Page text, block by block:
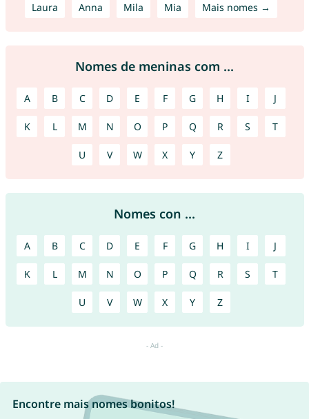
Laura Anna Mila Mia Mais nomes →
Nomes de meninas com ...
A B C D E F G H I J
K L M N O P Q R S T
U V W X Y Z
Nomes con ...
A B C D E F G H I J
K L M N O P Q R S T
U V W X Y Z
Encontre mais nomes bonitos!